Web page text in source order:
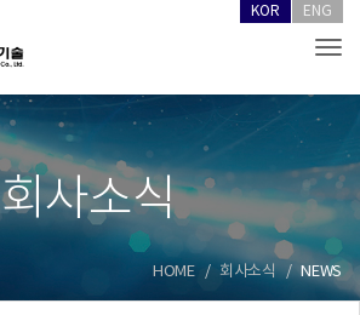
KOR ENG
회사소식
HOME 회사소식 NEWS